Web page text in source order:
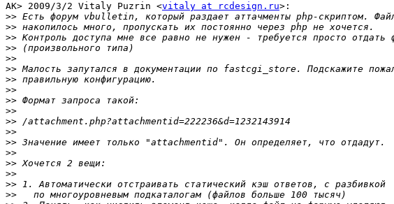
AK> 2009/3/2 Vitaly Puzrin <vitaly at rcdesign.ru>:
>>
>>
>>
>>
>>
>>
>>
>>
>>
>>
>>
>>
>>
>>
>>
>>
>>
>>